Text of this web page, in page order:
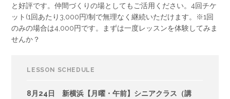
と好評です。仲間づくりの場としてもご活用ください。4回チケ
ット(1回あたり3,000円)制で無理なく継続いただけます。※1回
のみの場合は4,000円です。まずは一度レッスンを体験してみま
せんか？
LESSON SCHEDULE
8月24日 新横浜【月曜・午前】シニアクラス（講